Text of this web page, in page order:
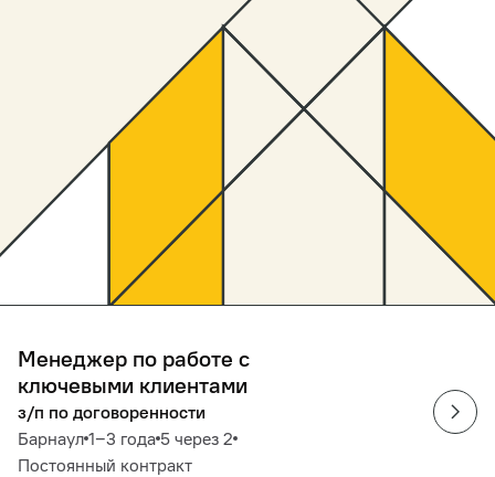
Менеджер по работе с
ключевыми клиентами
з/п по договоренности
Барнаул 1‒3 года 5 через 2
Постоянный контракт